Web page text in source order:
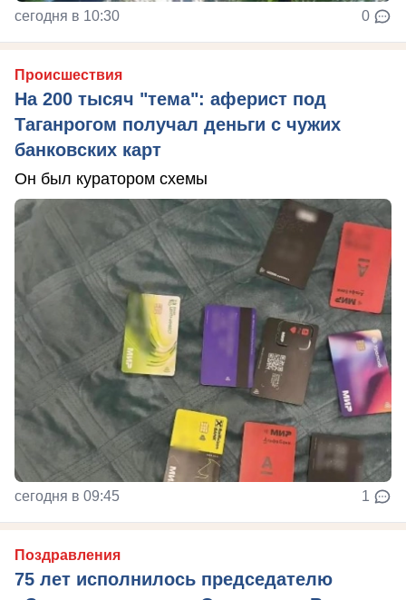
сегодня в 10:30 0
Происшествия
На 200 тысяч "тема": аферист под
Таганрогом получал деньги с чужих
банковских карт
Он был куратором схемы
сегодня в 09:45 1
Поздравления
75 лет исполнилось председателю